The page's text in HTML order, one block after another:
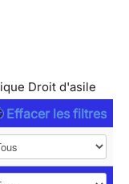
Droit d'asile
Effacer les filtres